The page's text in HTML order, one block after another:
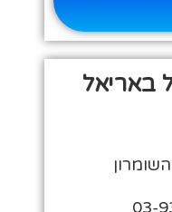
באריאל